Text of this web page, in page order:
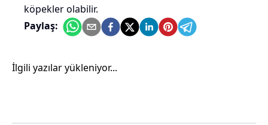
köpekler olabilir.
Paylaş:
İlgili yazılar yükleniyor...